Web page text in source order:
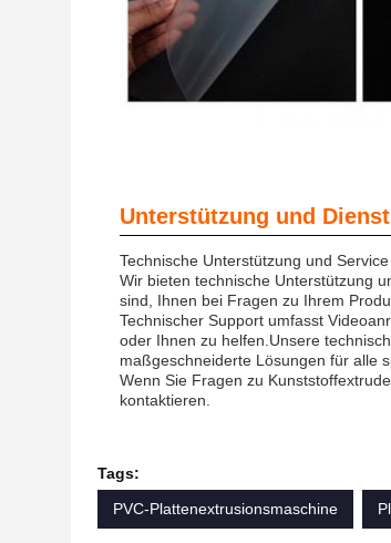
Unterstützung und
Technische Unterstützung und
Wir bieten technische Unterstützung
sind, Ihnen bei Fragen zu Ihrem
Technischer Support umfasst
oder Ihnen zu helfen.Unsere
maßgeschneiderte Lösungen für alle
Wenn Sie Fragen zu
kontaktieren.
Tags:
PVC-Plattenextrusionsmaschine